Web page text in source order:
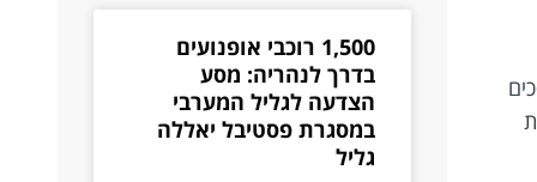
1,500 רוכבי אופנועים
בדרך לנהריה: מסע
הצדעה לגליל המערבי
במסגרת פסטיבל יאללה
גליל